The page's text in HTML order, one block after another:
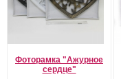
Фоторамка "Ажурное
сердце"